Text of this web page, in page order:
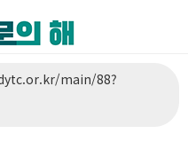
main/88?